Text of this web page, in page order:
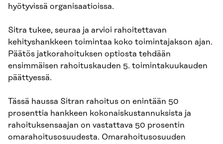
hyötyvissä organisaatioissa.
Sitra tukee, seuraa ja arvioi rahoitettavan
kehityshankkeen toimintaa koko toimintajakson ajan.
Päätös jatkorahoituksen optiosta tehdään
ensimmäisen rahoituskauden 5. toimintakuukauden
päättyessä.
Tässä haussa Sitran rahoitus on enintään 50
prosenttia hankkeen kokonaiskustannuksista ja
rahoituksensaajan on vastattava 50 prosentin
omarahoitusosuudesta. Omarahoitusosuuden